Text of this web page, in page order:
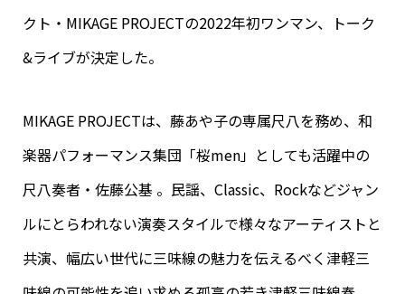
クト・MIKAGE PROJECTの2022年初ワンマン、トーク
&ライブが決定した。
MIKAGE PROJECTは、藤あや子の専属尺八を務め、和
楽器パフォーマンス集団「桜men」としても活躍中の
尺八奏者・佐藤公基 。民謡、Classic、Rockなどジャン
ルにとらわれない演奏スタイルで様々なアーティストと
共演、幅広い世代に三味線の魅力を伝えるべく津軽三